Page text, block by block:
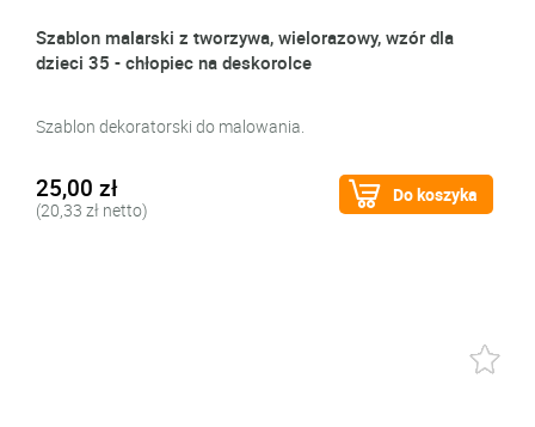
Szablon malarski z tworzywa, wielorazowy, wzór dla
dzieci 35 - chłopiec na deskorolce
Szablon dekoratorski do malowania.
25,00 zł
(20,33 zł netto)
Do koszyka